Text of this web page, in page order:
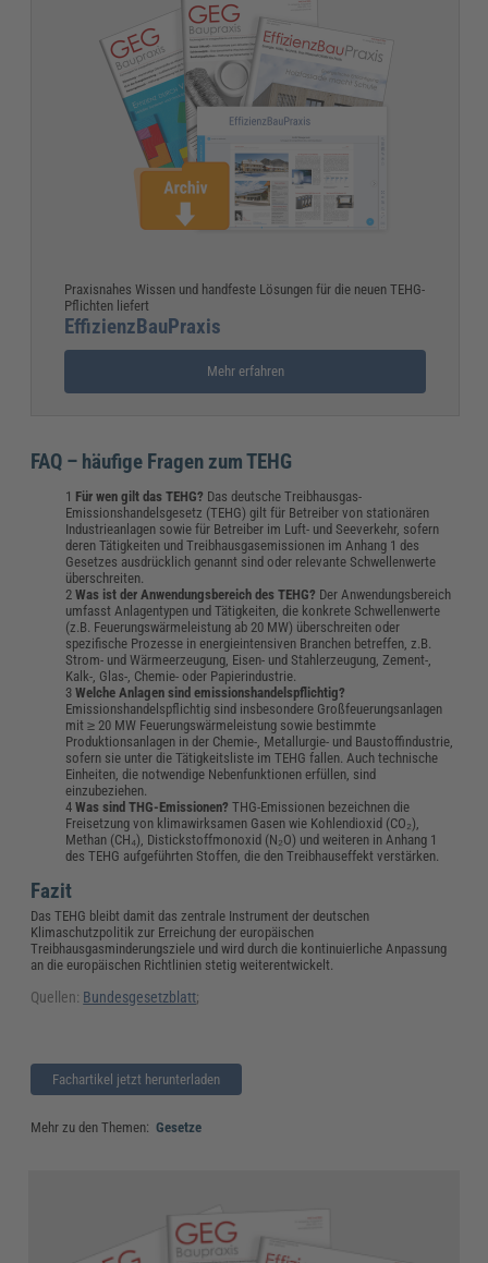
Praxisnahes Wissen und handfeste Lösungen für die neuen TEHG-
Pflichten liefert
EffizienzBauPraxis
Mehr erfahren
FAQ – häufige Fragen zum TEHG
Für wen gilt das TEHG? Das deutsche Treibhausgas-
Emissionshandelsgesetz (TEHG) gilt für Betreiber von stationären
Industrieanlagen sowie für Betreiber im Luft- und Seeverkehr, sofern
deren Tätigkeiten und Treibhausgasemissionen im Anhang 1 des
Gesetzes ausdrücklich genannt sind oder relevante Schwellenwerte
überschreiten.
Was ist der Anwendungsbereich des TEHG? Der Anwendungsbereich
umfasst Anlagentypen und Tätigkeiten, die konkrete Schwellenwerte
(z.B. Feuerungswärmeleistung ab 20 MW) überschreiten oder
spezifische Prozesse in energieintensiven Branchen betreffen, z.B.
Strom- und Wärmeerzeugung, Eisen- und Stahlerzeugung, Zement-,
Kalk-, Glas-, Chemie- oder Papierindustrie.
Welche Anlagen sind emissionshandelspflichtig?
Emissionshandelspflichtig sind insbesondere Großfeuerungsanlagen
mit ≥ 20 MW Feuerungswärmeleistung sowie bestimmte
Produktionsanlagen in der Chemie-, Metallurgie- und Baustoffindustrie,
sofern sie unter die Tätigkeitsliste im TEHG fallen. Auch technische
Einheiten, die notwendige Nebenfunktionen erfüllen, sind
einzubeziehen.
Was sind THG-Emissionen?THG-Emissionen bezeichnen die
Freisetzung von klimawirksamen Gasen wie Kohlendioxid (CO₂),
Methan (CH₄), Distickstoffmonoxid (N₂O) und weiteren in Anhang 1
des TEHG aufgeführten Stoffen, die den Treibhauseffekt verstärken.
Fazit
Das TEHG bleibt damit das zentrale Instrument der deutschen
Klimaschutzpolitik zur Erreichung der europäischen
Treibhausgasminderungsziele und wird durch die kontinuierliche Anpassung
an die europäischen Richtlinien stetig weiterentwickelt.
Quellen: Bundesgesetzblatt;
Fachartikel jetzt herunterladen
Mehr zu den Themen: Gesetze